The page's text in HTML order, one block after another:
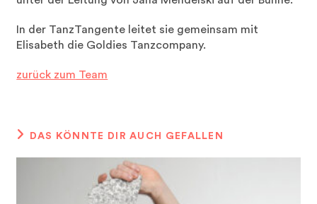
In der TanzTangente leitet sie gemeinsam mit
Elisabeth die Goldies Tanzcompany.
zurück zum Team
DAS KÖNNTE DIR AUCH GEFALLEN